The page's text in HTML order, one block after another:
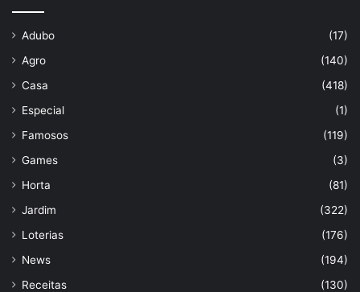
Adubo
(17)
Agro
(140)
Casa
(418)
Especial
(1)
Famosos
(119)
Games
(3)
Horta
(81)
Jardim
(322)
Loterias
(176)
News
(194)
Receitas
(130)